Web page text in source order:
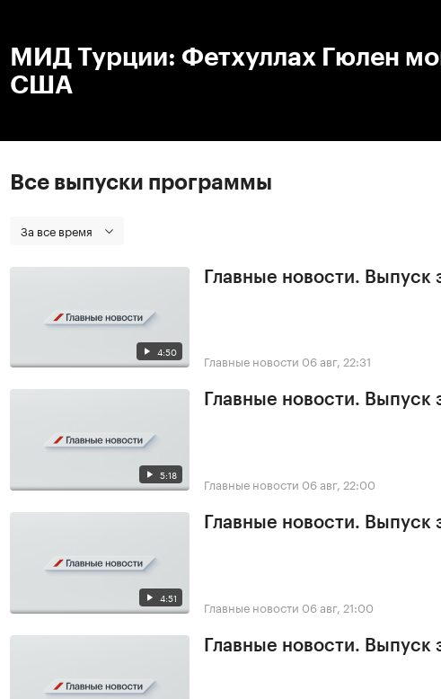
МИД Турции: Фетхуллах Гюлен
США
Все выпуски программы
За все время
4:50
Главные новости.
Главные новости 06 авг, 22:31
5:18
Главные новости.
Главные новости 06 авг, 22:00
4:51
Главные новости.
Главные новости 06 авг, 21:00
Главные новости.